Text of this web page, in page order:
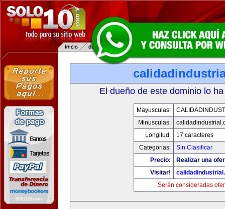
El dueño de este dominio lo
Mayusculas:
Minusculas:
Longitud:
17 caracteres
Categorias:
Sin Clasificar
Precio:
Realizar una
Visitar!
Serán consideradas